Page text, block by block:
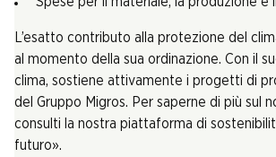
L’esatto contributo alla protezione del
al momento della sua ordinazione. Con il
clima, sostiene attivamente i progetti di
del Gruppo Migros. Per saperne di più sul
consulti la nostra piattaforma di
futuro».